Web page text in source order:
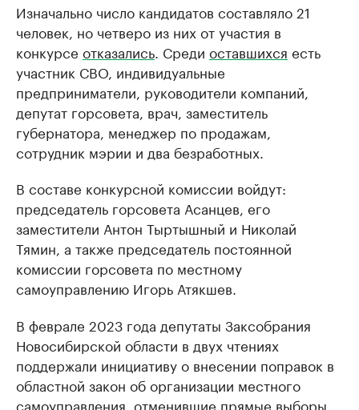
Изначально число кандидатов составляло 21
человек, но четверо из них от участия в
конкурсе отказались . Среди оставшихся есть
участник СВО, индивидуальные
предприниматели, руководители компаний,
депутат горсовета, врач, заместитель
губернатора, менеджер по продажам,
сотрудник мэрии и два безработных.
В составе конкурсной комиссии войдут:
председатель горсовета Асанцев, его
заместители Антон Тыртышный и Николай
Тямин, а также председатель постоянной
комиссии горсовета по местному
самоуправлению Игорь Атякшев.
В феврале 2023 года депутаты Заксобрания
Новосибирской области в двух чтениях
поддержали инициативу о внесении поправок в
областной закон об организации местного
самоуправления, отменившие прямые выборы